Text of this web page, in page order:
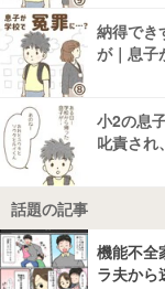
納得でき
が｜息子
小2の息
叱責され
話題の記事
機能不全
ラ夫から